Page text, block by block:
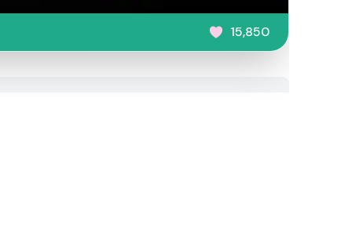
15,850